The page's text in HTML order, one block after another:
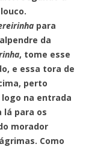
para
da
, tome esse
e essa tora de
perto
na entrada
lá para os
morador
Como